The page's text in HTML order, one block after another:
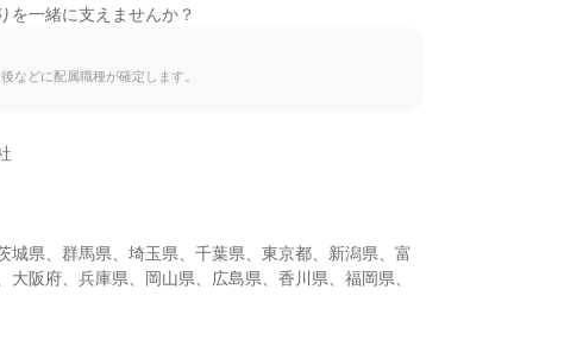
を一緒に支えませんか？
などに配属職種が確定します。
県、群馬県、埼玉県、千葉県、東京都、新潟県、富
阪府、兵庫県、岡山県、広島県、香川県、福岡県、